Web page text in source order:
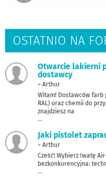
OSTATNIO NA
Otwarcie lakierni
dostawcy
~ Arthur
Witam! Dostawców
RAL) oraz chemii do
znajdziesz na
...
Jaki pistolet
~ Arthur
Cześć! Wybierz Iwatę
bezkonkurencyjna:
...